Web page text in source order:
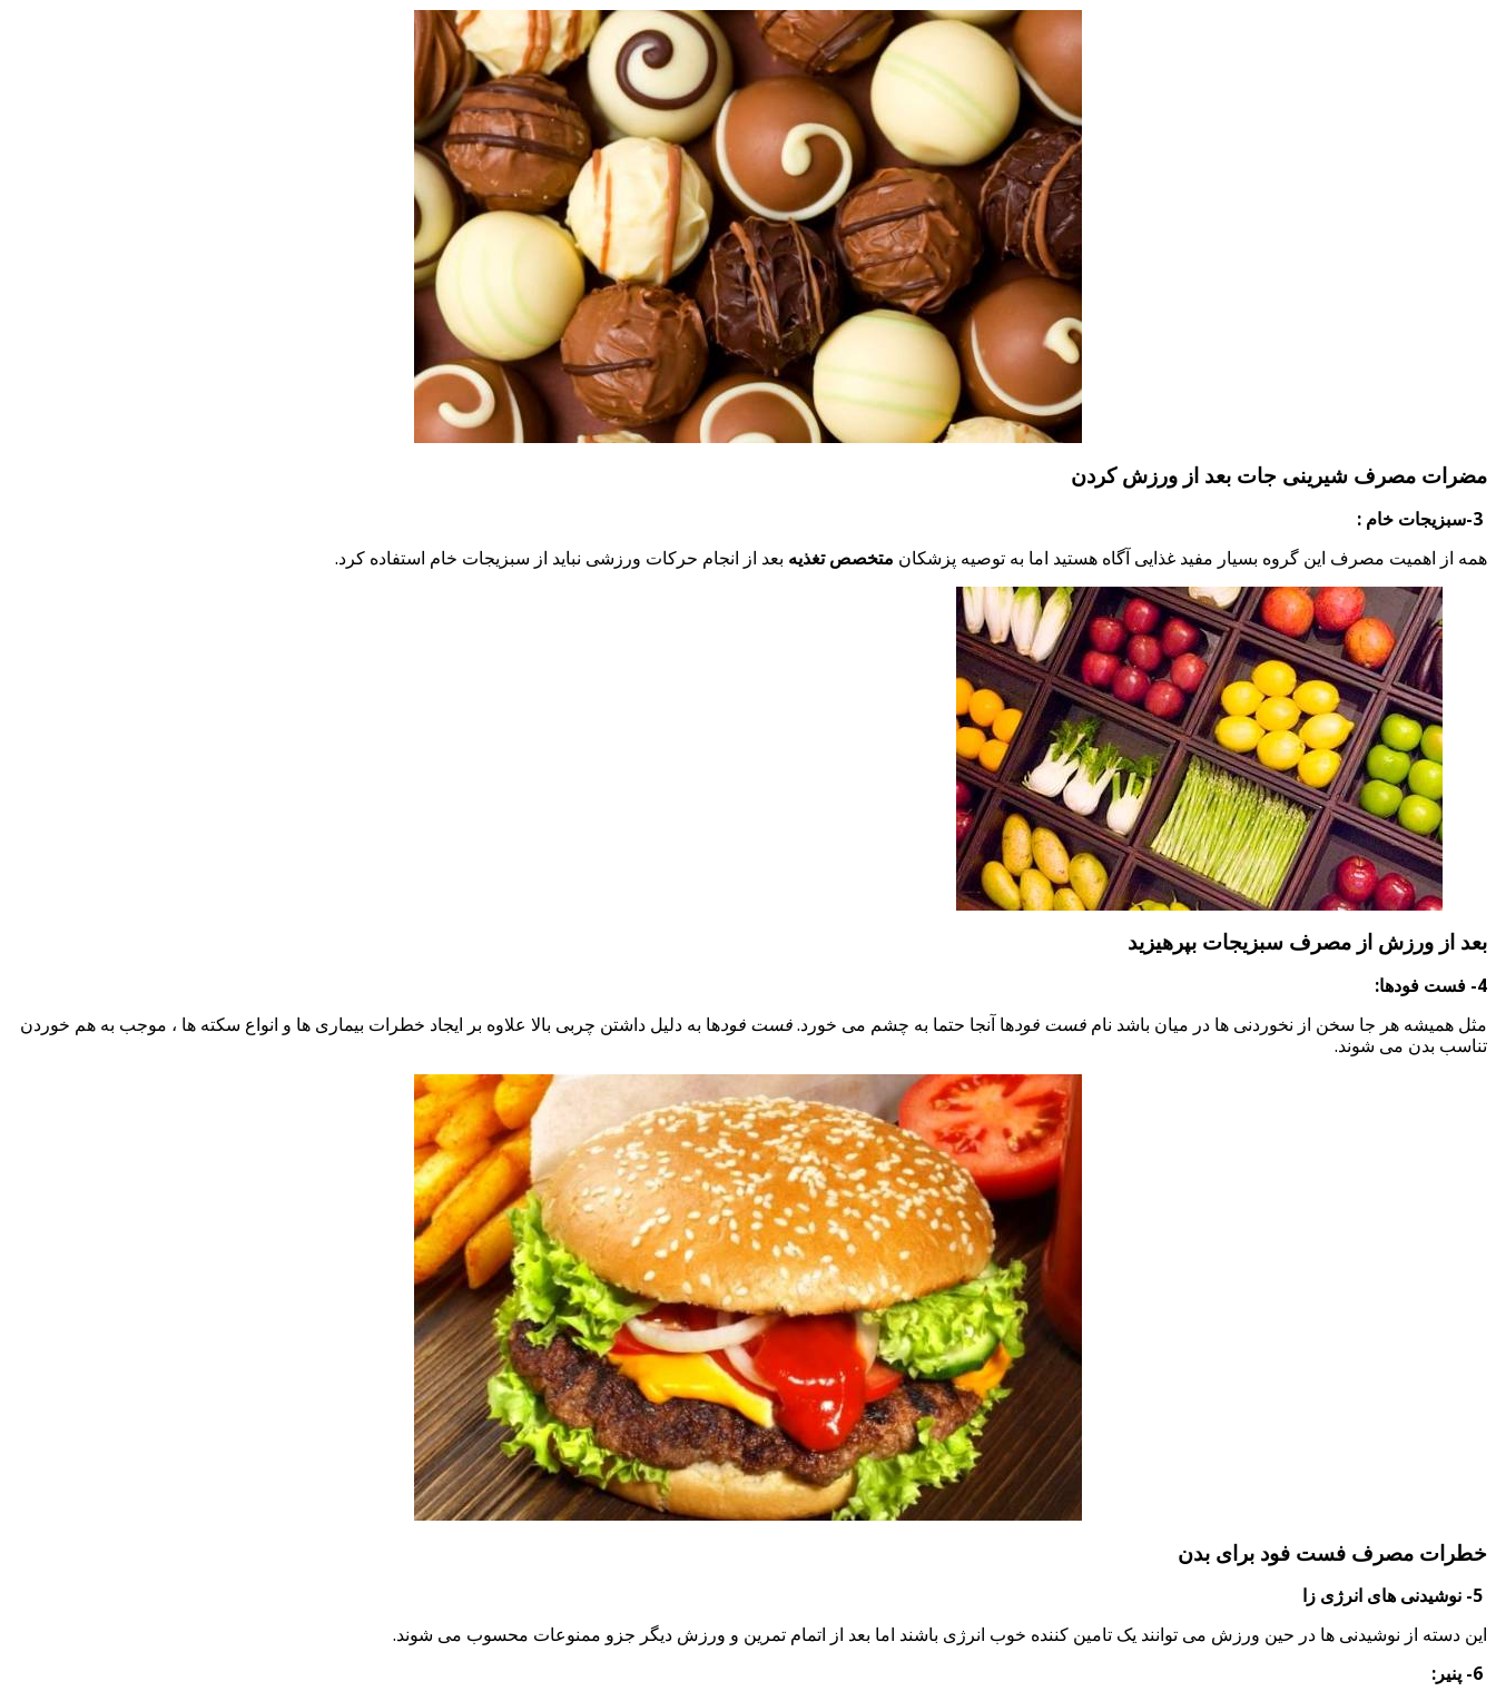
مضرات مصرف شیرینی جات بعد از ورزش کردن
همه از اهمیت مصرف این گروه بسیار مفید غذایی آگاه هستید اما به توصیه پزشکان متخصص تغذیه بعد از انجام حرکات ورزشی نباید از سبزیجات خام استفاده کرد.
بعد از ورزش از مصرف سبزیجات بپرهیزید
4- فست فودها:
مثل همیشه هر جا سخن از نخوردنی ها در میان باشد نام فست فودها آنجا حتما به چشم می خورد. فست فودها به دلیل داشتن چربی بالا علاوه بر ایجاد خطرات بیماری ها و انواع سکته ها ، موجب به هم خوردن
تناسب بدن می شوند.
خطرات مصرف فست فود برای بدن
این دسته از نوشیدنی ها در حین ورزش می توانند یک تامین کننده خوب انرژی باشند اما بعد از اتمام تمرین و ورزش دیگر جزو ممنوعات محسوب می شوند.